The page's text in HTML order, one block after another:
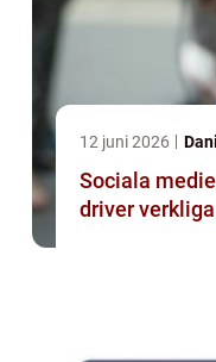
12 juni 2026
Sociala
driver